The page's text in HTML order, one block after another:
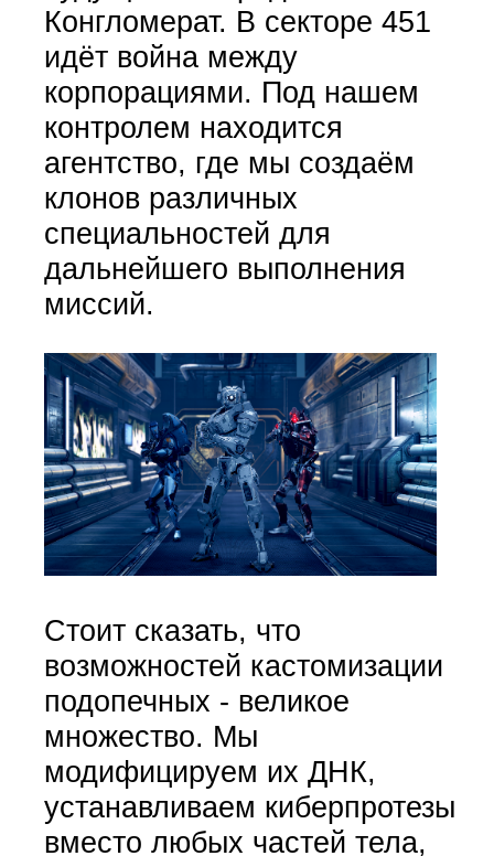
Конгломерат. В секторе 451
идёт война между
корпорациями. Под нашем
контролем находится
агентство, где мы создаём
клонов различных
специальностей для
дальнейшего выполнения
миссий.
Стоит сказать, что
возможностей кастомизации
подопечных - великое
множество. Мы
модифицируем их ДНК,
устанавливаем киберпротезы
вместо любых частей тела,